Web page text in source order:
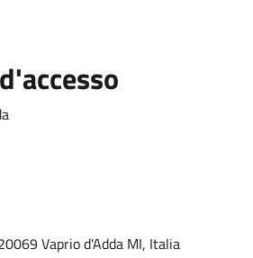
Vaprio d'Adda MI, Italia